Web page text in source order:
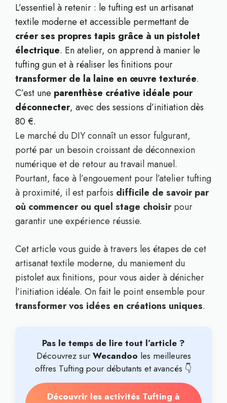
L’essentiel à retenir : le tufting est un artisanat
textile moderne et accessible permettant de
créer ses propres tapis grâce à un pistolet
électrique. En atelier, on apprend à manier le
tufting gun et à réaliser les finitions pour
transformer de la laine en œuvre texturée.
C’est une parenthèse créative idéale pour
déconnecter, avec des sessions d’initiation dès
80 €.
Le marché du DIY connaît un essor fulgurant,
porté par un besoin croissant de déconnexion
numérique et de retour au travail manuel.
Pourtant, face à l’engouement pour l’atelier tufting
à proximité, il est parfois difficile de savoir par
où commencer ou quel stage choisirpour
garantir une expérience réussie.
Cet article vous guide à travers les étapes de cet
artisanat textile moderne, du maniement du
pistolet aux finitions, pour vous aider à dénicher
l’initiation idéale. On fait le point ensemble pour
transformer vos idées en créations uniques.
Pas le temps de lire tout l’article ?
Découvrez sur Wecandoo les meilleures
offres Tufting pour débutants et avancés 👇
Découvrir les activités Tufting à